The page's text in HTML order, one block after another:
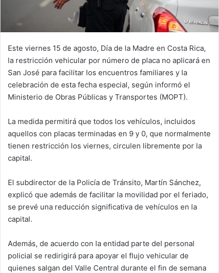
Este viernes 15 de agosto, Día de la Madre en Costa Rica,
la restricción vehicular por número de placa no aplicará en
San José para facilitar los encuentros familiares y la
celebración de esta fecha especial, según informó el
Ministerio de Obras Públicas y Transportes (MOPT).
La medida permitirá que todos los vehículos, incluidos
aquellos con placas terminadas en 9 y 0, que normalmente
tienen restricción los viernes, circulen libremente por la
capital.
El subdirector de la Policía de Tránsito, Martín Sánchez,
explicó que además de facilitar la movilidad por el feriado,
se prevé una reducción significativa de vehículos en la
capital.
Además, de acuerdo con la entidad parte del personal
policial se redirigirá para apoyar el flujo vehicular de
quienes salgan del Valle Central durante el fin de semana